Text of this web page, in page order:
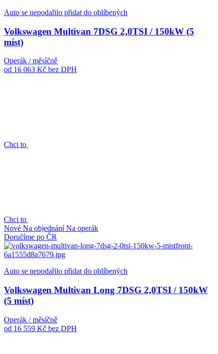
Auto se nepodařilo přidat do oblíbených
Volkswagen Multivan 7DSG 2,0TSI / 150kW (5
míst)
Operák / měsíčně
od 16 063 Kč bez DPH
Chci to
Chci to
Nové Na objednáníNa operák
Doručíme po ČR
Auto se nepodařilo přidat do oblíbených
Volkswagen Multivan Long 7DSG 2,0TSI / 150kW
(5 míst)
Operák / měsíčně
od 16 559 Kč bez DPH